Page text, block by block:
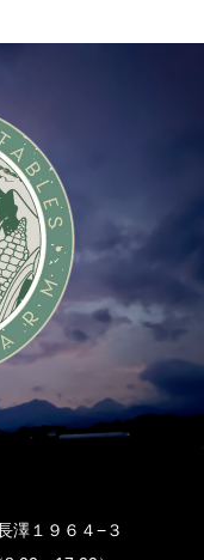
澤１９６４−３